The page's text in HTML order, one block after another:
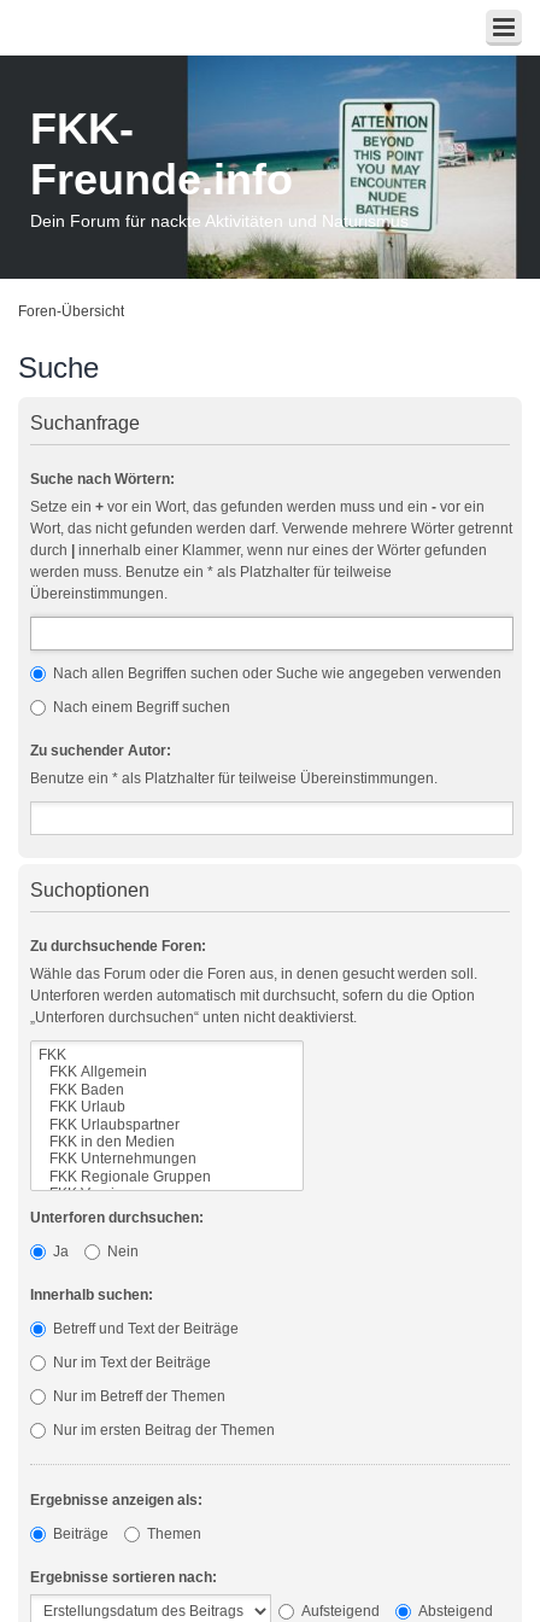
FKK-
Freunde.info
Dein Forum für nackte Aktivitäten und Naturismus
Foren-Übersicht
Suche
Suchanfrage
Suche nach Wörtern:
Setze ein + vor ein Wort, das gefunden werden muss und ein - vor ein
Wort, das nicht gefunden werden darf. Verwende mehrere Wörter getrennt
durch
innerhalb einer Klammer, wenn nur eines der Wörter gefunden
werden muss. Benutze ein * als Platzhalter für teilweise
Übereinstimmungen.
Nach allen Begriffen suchen oder Suche wie angegeben verwenden
Nach einem Begriff suchen
Zu suchender Autor:
Benutze ein * als Platzhalter für teilweise Übereinstimmungen.
Suchoptionen
Zu durchsuchende Foren:
Wähle das Forum oder die Foren aus, in denen gesucht werden soll.
Unterforen werden automatisch mit durchsucht, sofern du die Option
„Unterforen durchsuchen“ unten nicht deaktivierst.
Unterforen durchsuchen:
Ja
Nein
Innerhalb suchen:
Betreff und Text der Beiträge
Nur im Text der Beiträge
Nur im Betreff der Themen
Nur im ersten Beitrag der Themen
Ergebnisse anzeigen als:
Beiträge
Themen
Ergebnisse sortieren nach:
Aufsteigend
Absteigend